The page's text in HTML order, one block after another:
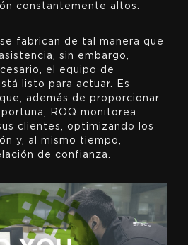
constantemente altos.
fabrican de tal manera que
sin embargo,
el equipo de
listo para actuar. Es
además de proporcionar
ROQ monitorea
clientes, optimizando los
y, al mismo tiempo,
de confianza.